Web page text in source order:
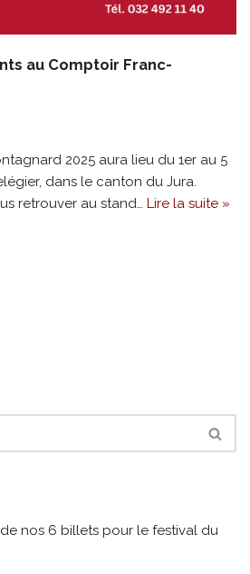
au Comptoir Franc-
2025 aura lieu du 1er au 5
dans le canton du Jura.
retrouver au stand… Lire la suite »
nos 6 billets pour le festival du